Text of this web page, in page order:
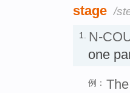
stage /
1. N-
one
例：